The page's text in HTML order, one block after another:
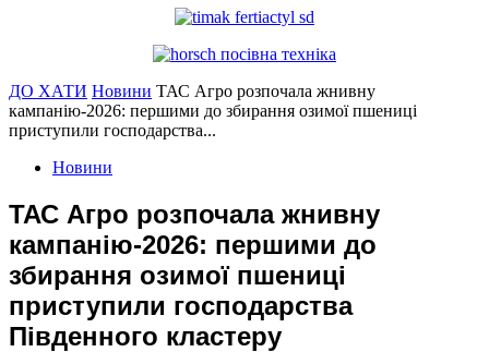
ДО ХАТИ Новини ТАС Агро розпочала жнивну
кампанію-2026: першими до збирання озимої пшениці
приступили господарства...
Новини
ТАС Агро розпочала жнивну
кампанію-2026: першими до
збирання озимої пшениці
приступили господарства
Південного кластеру